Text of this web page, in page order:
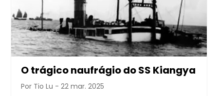
O trágico naufrágio do SS Kiangya
Por Tio Lu - 22 mar. 2025